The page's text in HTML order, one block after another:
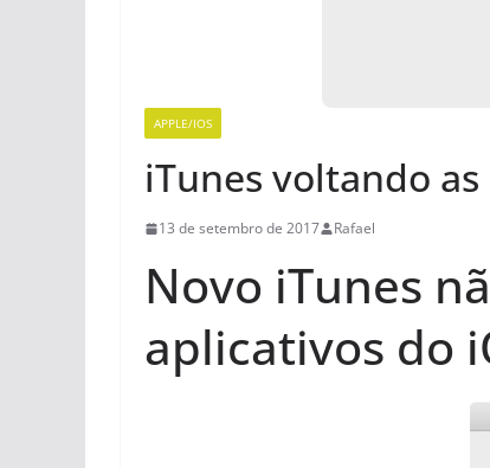
APPLE/IOS
iTunes voltando as
13 de setembro de 2017 Rafael
Novo iTunes
aplicativos do